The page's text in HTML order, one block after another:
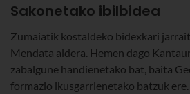
Sakonetako ibilbidea
Zumaiatik kostaldeko bidexkari
Mendata aldera. Hemen dago
zabalgune handienetako bat, baita
formazio ikusgarrienetako batzuk